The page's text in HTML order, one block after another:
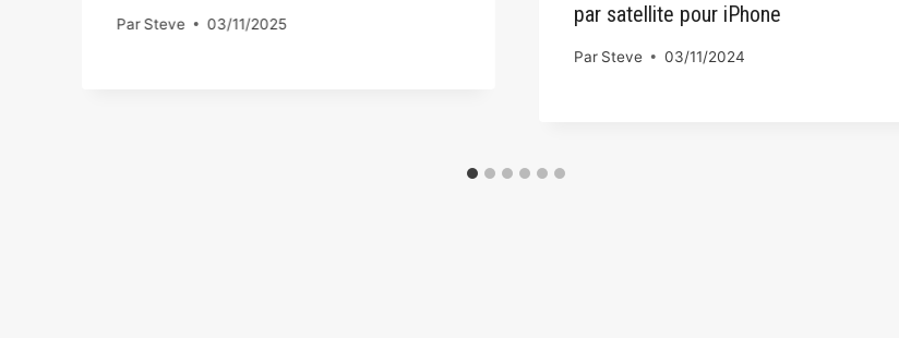
ParSteve 03/11/2025
par satellite pour iPhone
Par Steve 03/11/2024